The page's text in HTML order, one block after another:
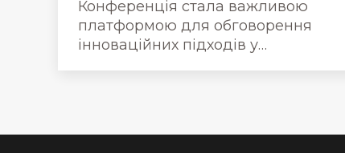
Конференція стала важливою
платформою для обговорення
інноваційних підходів у…